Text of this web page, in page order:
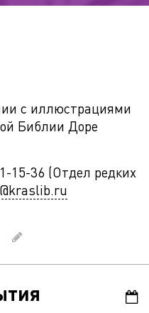
с иллюстрациями
Библии Доре
15-36 (Отдел редких